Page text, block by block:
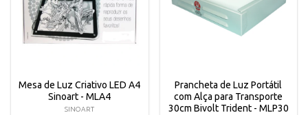
Mesa de Luz Criativo LED A4
Sinoart - MLA4
SINOART
Prancheta de Luz Portátil
com Alça para Transporte
30cm Bivolt Trident - MLP30